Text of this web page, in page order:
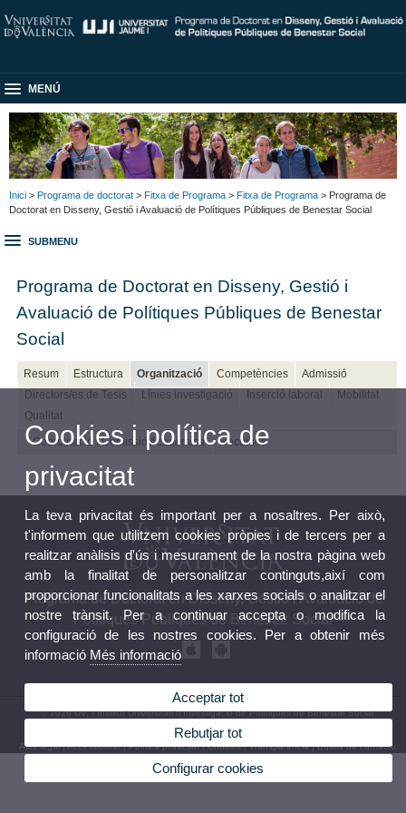
MENÚ
Inici > Programa de doctorat > Fitxa de Programa > Fitxa de Programa > Programa de
Doctorat en Disseny, Gestió i Avaluació de Polítiques Públiques de Benestar Social
SUBMENU
Programa de Doctorat en Disseny, Gestió i
Avaluació de Polítiques Públiques de Benestar
Social
Resum Estructura Organització Competències
Admissió
Directors/es de Tesis
Línies investigació Inserció laboral
Mobilitat
Qualitat
Coordinació i Comissió Acadèmica Recursos
Programa de Doctorat en Disseny, Gestió i Avaluació de
Polítiques Públiques de Benestar Social
© 2026 UV. - Institut Universitari d’Investigació de Polítiques de Benestar Social
Avís legal|Accessibilitat|Política privacitat|Cookies|Transparència|Bústia de contacte
Cookies i política de
privacitat
La teva privacitat és important per a nosaltres. Per això,
t'informem que utilitzem cookies pròpies i de tercers per a
realitzar anàlisis d'ús i mesurament de la nostra pàgina web
amb la finalitat de personalitzar continguts,així com
proporcionar funcionalitats a les xarxes socials o analitzar el
nostre trànsit. Per a continuar accepta o modifica la
configuració de les nostres cookies. Per a obtenir més
informació Més informació
Acceptar tot
Rebutjar tot
Configurar cookies